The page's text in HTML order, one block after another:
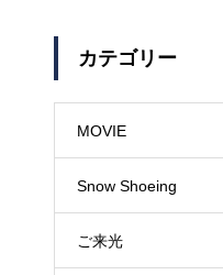
カテゴリー
MOVIE
Snow Shoeing
ご来光